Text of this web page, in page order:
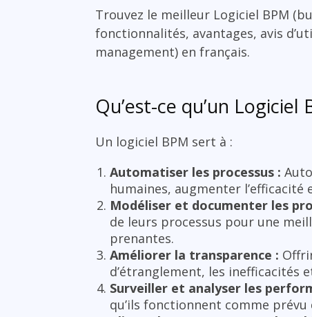
Trouvez le meilleur Logiciel BPM
fonctionnalités, avantages, avis
management) en français.
Qu’est-ce qu’un
Un logiciel BPM sert à :
Automatiser les processus :
humaines, augmenter
Modéliser et documenter les
de leurs processus pour une
prenantes.
Améliorer la transparence :
d’étranglement, les inefficacités
Surveiller et analyser les
qu’ils fonctionnent comme